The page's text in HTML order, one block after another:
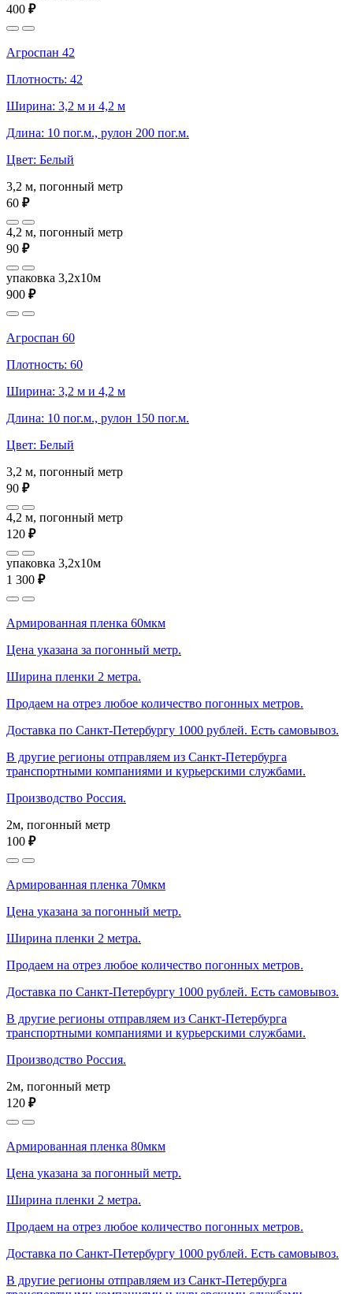
400 ₽
Агроспан 42
Плотность: 42
Ширина: 3,2 м и 4,2 м
Длина: 10 пог.м., рулон 200 пог.м.
Цвет: Белый
3,2 м, погонный метр
60 ₽
4,2 м, погонный метр
90 ₽
упаковка 3,2x10м
900 ₽
Агроспан 60
Плотность: 60
Ширина: 3,2 м и 4,2 м
Длина: 10 пог.м., рулон 150 пог.м.
Цвет: Белый
3,2 м, погонный метр
90 ₽
4,2 м, погонный метр
120 ₽
упаковка 3,2x10м
1 300 ₽
Армированная пленка 60мкм
Цена указана за погонный метр.
Ширина пленки 2 метра.
Продаем на отрез любое количество погонных метров.
Доставка по Санкт-Петербургу 1000 рублей. Есть самовывоз.
В другие регионы отправляем из Санкт-Петербурга
транспортными компаниями и курьерскими службами.
Производство Россия.
2м, погонный метр
100 ₽
Армированная пленка 70мкм
Цена указана за погонный метр.
Ширина пленки 2 метра.
Продаем на отрез любое количество погонных метров.
Доставка по Санкт-Петербургу 1000 рублей. Есть самовывоз.
В другие регионы отправляем из Санкт-Петербурга
транспортными компаниями и курьерскими службами.
Производство Россия.
2м, погонный метр
120 ₽
Армированная пленка 80мкм
Цена указана за погонный метр.
Ширина пленки 2 метра.
Продаем на отрез любое количество погонных метров.
Доставка по Санкт-Петербургу 1000 рублей. Есть самовывоз.
В другие регионы отправляем из Санкт-Петербурга